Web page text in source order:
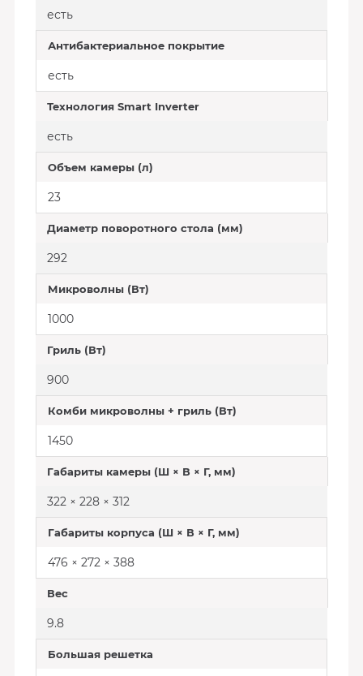
есть
Антибактериальное покрытие
есть
Технология Smart Inverter
есть
Объем камеры (л)
23
Диаметр поворотного стола (мм)
292
Микроволны (Вт)
1000
Гриль (Вт)
900
Комби микроволны + гриль (Вт)
1450
Габариты камеры (Ш × В × Г, мм)
322 × 228 × 312
Габариты корпуса (Ш × В × Г, мм)
476 × 272 × 388
Вес
9.8
Большая решетка